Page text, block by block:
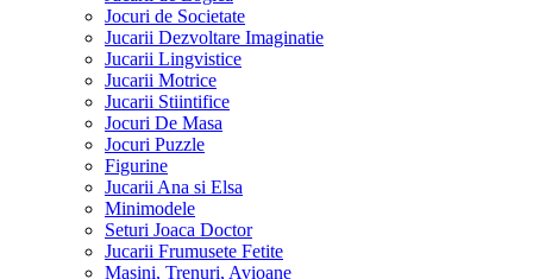
Jocuri de Societate
Jucarii Dezvoltare Imaginatie
Jucarii Lingvistice
Jucarii Motrice
Jucarii Stiintifice
Jocuri De Masa
Jocuri Puzzle
Figurine
Jucarii Ana si Elsa
Minimodele
Seturi Joaca Doctor
Jucarii Frumusete Fetite
Masini, Trenuri, Avioane